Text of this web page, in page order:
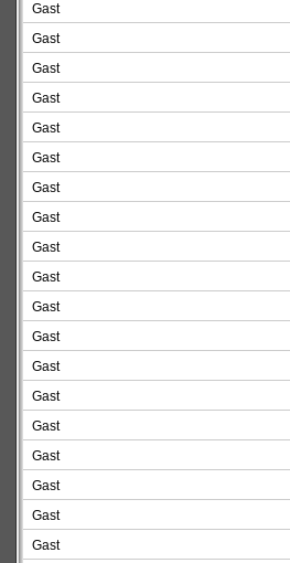
Gast
Gast
Gast
Gast
Gast
Gast
Gast
Gast
Gast
Gast
Gast
Gast
Gast
Gast
Gast
Gast
Gast
Gast
Gast